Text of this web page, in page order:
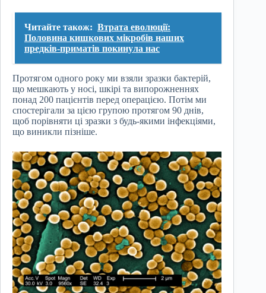
Читайте також: Втрата еволюції:
Половина кишкових мікробів наших
предків-приматів покинула нас
Протягом одного року ми взяли зразки бактерій,
що мешкають у носі, шкірі та випорожненнях
понад 200 пацієнтів перед операцією. Потім ми
спостерігали за цією групою протягом 90 днів,
щоб порівняти ці зразки з будь-якими інфекціями,
що виникли пізніше.